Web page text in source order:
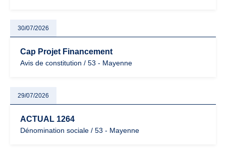
30/07/2026
Cap Projet Financement
Avis de constitution / 53 - Mayenne
29/07/2026
ACTUAL 1264
Dénomination sociale / 53 - Mayenne